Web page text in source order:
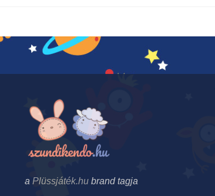
a Plüssjáték.hubrand tagja